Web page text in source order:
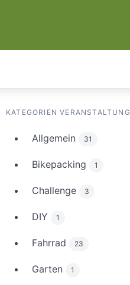
KATEGORIEN VERANSTALTUNG
Allgemein 31
Bikepacking 1
Challenge 3
DIY 1
Fahrrad 23
Garten 1